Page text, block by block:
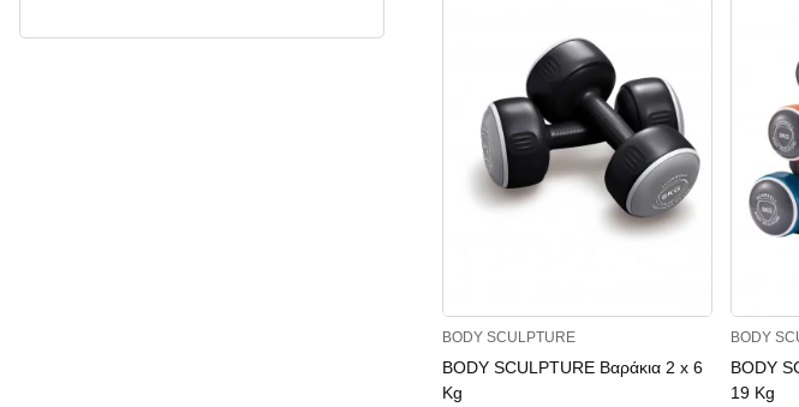
BODY SCULPTURE
BODY SCULPTURE Βαράκια 2 x 6
Kg
BODY
BODY
19 Kg